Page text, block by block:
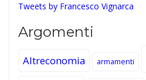
Tweets by Francesco Vignarca
Argomenti
Altreconomia armamenti